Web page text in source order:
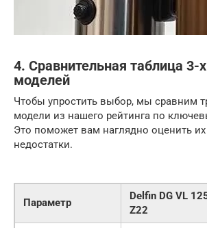
4. Сравнительная таблица 3-
моделей
Чтобы упростить выбор, мы сравним
модели из нашего рейтинга по
Это поможет вам наглядно оценить
недостатки.
Параметр
Delfin DG VL
Z22